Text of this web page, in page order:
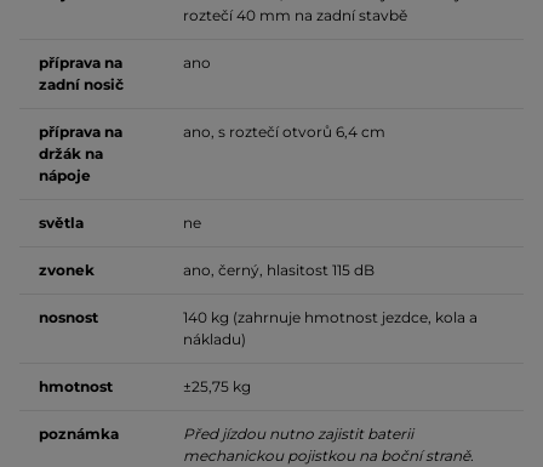
roztečí 40 mm na zadní stavbě
příprava na
zadní nosič
ano
příprava na
držák na
nápoje
ano, s roztečí otvorů 6,4 cm
světla ne
zvonek ano, černý, hlasitost 115 dB
nosnost
140 kg (zahrnuje hmotnost jezdce, kola a
nákladu)
hmotnost ±25,75 kg
poznámka
Před jízdou nutno zajistit baterii
mechanickou pojistkou na boční straně.